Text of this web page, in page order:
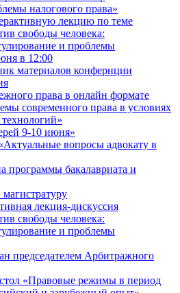
налогового права»
лекцию по теме
свободы человека:
и проблемы
в 12:00
материалов конфернции
права в онлайн формате
современного права в условиях
9-10 июня»
вопросы адвокату в
программы бакалавриата и
лекция-дискуссия
свободы человека:
и проблемы
председателем Арбитражного
«Правовые режимы в период